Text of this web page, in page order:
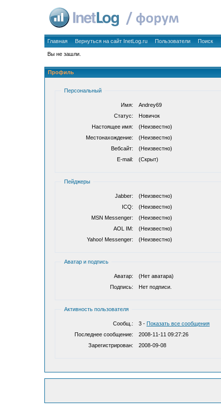
Главная Вернуться на сайт InetLog.ru Пользователи Поиск
Вы не зашли.
Профиль
Персональный
Имя:
Andrey69
Статус:
Новичок
Настоящее имя:
(Неизвестно)
Местонахождение:
(Неизвестно)
Вебсайт:
(Неизвестно)
E-mail:
(Скрыт)
Пейджеры
Jabber:
(Неизвестно)
ICQ:
(Неизвестно)
MSN Messenger:
(Неизвестно)
AOL IM:
(Неизвестно)
Yahoo! Messenger:
(Неизвестно)
Аватар и подпись
Аватар:
(Нет аватара)
Подпись:
Нет подписи.
Активность пользователя
Сообщ.: 3 - Показать все сообщения
Последнее сообщение:
2008-11-11 09:27:26
Зарегистрирован:
2008-09-08